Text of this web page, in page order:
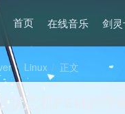
首页 在线音乐 剑
Linux 正文
状态机FSM的理